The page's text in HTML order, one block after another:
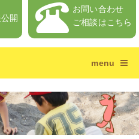
開
お問い合わせ
ご相談はこちら
menu